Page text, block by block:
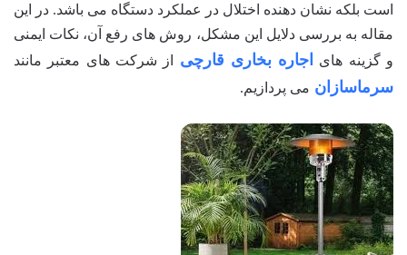
است بلکه نشان دهنده اختلال در عملکرد دستگاه می باشد. در این
مقاله به بررسی دلایل این مشکل، روش های رفع آن، نکات ایمنی
و گزینه های
اجاره بخاری قارچی از شرکت های معتبر مانند
سرماسازان می پردازیم.